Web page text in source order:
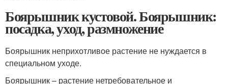
Боярышник кустовой. Боярышник:
посадка, уход, размножение
Боярышник неприхотливое растение не нуждается в
специальном уходе.
Боярышник – растение нетребовательное и